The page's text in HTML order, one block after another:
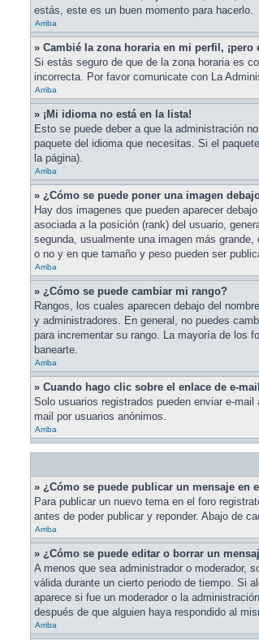
estás, este es un buen momento para hacerlo.
Arriba
» Cambié la zona horaria en mi perfil,
Si estás seguro de que de la zona horaria es
incorrecta. Por favor comunicate con La
Arriba
» ¡Mi idioma no está en la lista!
Esto se puede deber a que la administración
paquete del idioma que necesitas. Si el
la página).
Arriba
» ¿Cómo se puede poner una imagen
Hay dos imagenes que pueden aparecer
asociada a la posición (rank) del usuario,
segunda, usualmente una imagen más
o no y en que tamaño y peso pueden ser
Arriba
» ¿Cómo se puede cambiar mi rango?
Rangos, los cuales aparecen debajo del
y administradores. En general, no puedes
para incrementar su rango. La mayoría de los
banearte.
Arriba
» Cuando hago clic sobre el enlace de e-
Solo usuarios registrados pueden enviar e-
mail por usuarios anónimos.
Arriba
» ¿Cómo se puede publicar un mensaje en
Para publicar un nuevo tema en el foro
antes de poder publicar y reponder. Abajo de
Arriba
» ¿Cómo se puede editar o borrar un
A menos que sea administrador o moderador,
válida durante un cierto periodo de tiempo. Si
aparece si fue un moderador o la
después de que alguien haya respondido al
Arriba